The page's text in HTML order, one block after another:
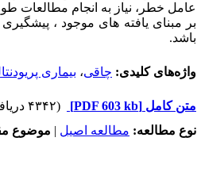
عامل خطر، نیاز به انجام مطالعات
بر مبنای یافته های موجود ،
باشد.
واژه‌های کلیدی: چاقی، بیماری
متن کامل [PDF 603 kb]
(۴۳۴۲ دریافت)
نوع مطالعه: مطالعه اصیل | موضوع